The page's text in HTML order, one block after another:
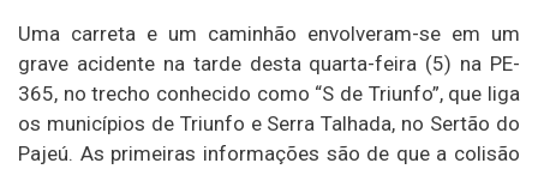
Uma carreta e um caminhão envolveram-se em um
grave acidente na tarde desta quarta-feira (5) na PE-
365, no trecho conhecido como “S de Triunfo”, que liga
os municípios de Triunfo e Serra Talhada, no Sertão do
Pajeú. As primeiras informações são de que a colisão